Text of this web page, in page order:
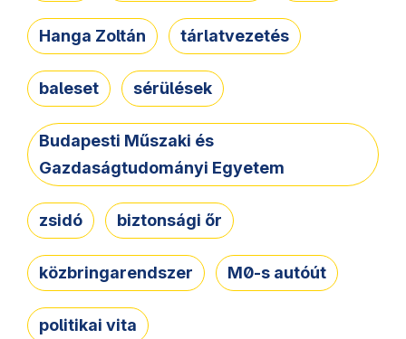
Hanga Zoltán tárlatvezetés
baleset sérülések
Budapesti Műszaki és
Gazdaságtudományi Egyetem
zsidó biztonsági őr
közbringarendszer M0-s autóút
politikai vita